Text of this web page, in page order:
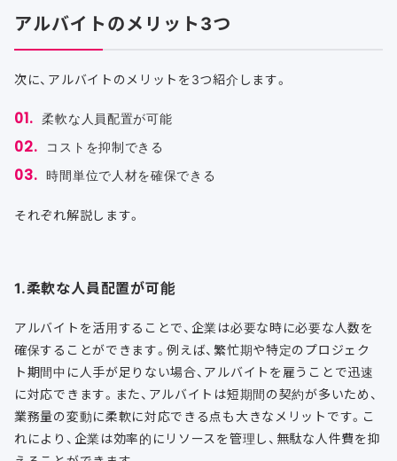
アルバイトのメリット3つ
次に、アルバイトのメリットを3つ紹介します。
柔軟な人員配置が可能
コストを抑制できる
時間単位で人材を確保できる
それぞれ解説します。
1.柔軟な人員配置が可能
アルバイトを活用することで、企業は必要な時に必要な人数を
確保することができます。例えば、繁忙期や特定のプロジェク
ト期間中に人手が足りない場合、アルバイトを雇うことで迅速
に対応できます。また、アルバイトは短期間の契約が多いため、
業務量の変動に柔軟に対応できる点も大きなメリットです。こ
れにより、企業は効率的にリソースを管理し、無駄な人件費を抑